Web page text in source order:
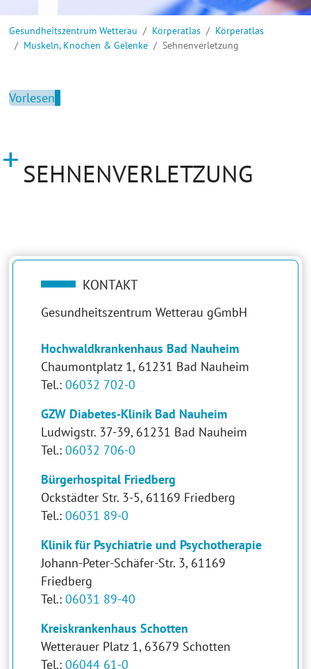
Gesundheitszentrum Wetterau Körperatlas
Körperatlas
Muskeln, Knochen & Gelenke
Sehnenverletzung
Vorlesen
SEHNENVERLETZUNG
KONTAKT
Gesundheitszentrum Wetterau gGmbH
Hochwaldkrankenhaus Bad Nauheim
Chaumontplatz 1, 61231 Bad Nauheim
Tel.:06032 702-0
GZW Diabetes-Klinik Bad Nauheim
Ludwigstr. 37-39, 61231 Bad Nauheim
Tel.:06032 706-0
Bürgerhospital Friedberg
Ockstädter Str. 3-5, 61169 Friedberg
Tel.:06031 89-0
Klinik für Psychiatrie und Psychotherapie
Johann-Peter-Schäfer-Str. 3, 61169
Friedberg
Tel.:06031 89-40
Kreiskrankenhaus Schotten
Wetterauer Platz 1, 63679 Schotten
Tel.:06044 61-0